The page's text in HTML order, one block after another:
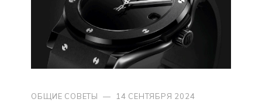
ОБЩИЕ СОВЕТЫ — 14 СЕНТЯБРЯ 2024